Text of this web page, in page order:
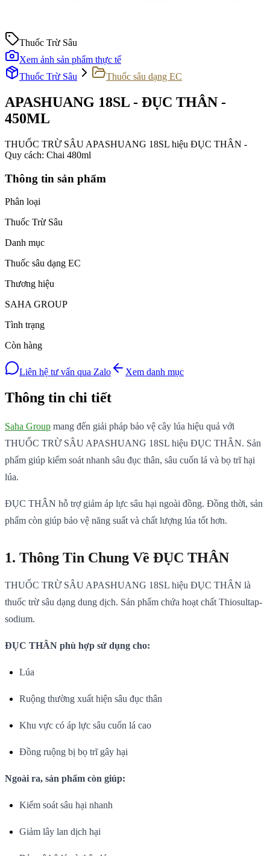
Thuốc Trừ Sâu
Xem ảnh sản phẩm thực tế
Thuốc Trừ Sâu
Thuốc sâu dạng EC
APASHUANG 18SL - ĐỤC THÂN -
450ML
THUỐC TRỪ SÂU APASHUANG 18SL hiệu ĐỤC THÂN -
Quy cách: Chai 480ml
Thông tin sản phẩm
Phân loại
Thuốc Trừ Sâu
Danh mục
Thuốc sâu dạng EC
Thương hiệu
SAHA GROUP
Tình trạng
Còn hàng
Liên hệ tư vấn qua Zalo Xem danh mục
Thông tin chi tiết
Saha Group mang đến giải pháp bảo vệ cây lúa hiệu quả với
THUỐC TRỪ SÂU APASHUANG 18SL hiệu ĐỤC THÂN. Sản
phẩm giúp kiểm soát nhanh sâu đục thân, sâu cuốn lá và bọ trĩ hại
lúa.
ĐỤC THÂN hỗ trợ giảm áp lực sâu hại ngoài đồng. Đồng thời, sản
phẩm còn giúp bảo vệ năng suất và chất lượng lúa tốt hơn.
1. Thông Tin Chung Về ĐỤC THÂN
THUỐC TRỪ SÂU APASHUANG 18SL hiệu ĐỤC THÂN là
thuốc trừ sâu dạng dung dịch. Sản phẩm chứa hoạt chất Thiosultap-
sodium.
ĐỤC THÂN phù hợp sử dụng cho:
Lúa
Ruộng thường xuất hiện sâu đục thân
Khu vực có áp lực sâu cuốn lá cao
Đồng ruộng bị bọ trĩ gây hại
Ngoài ra, sản phẩm còn giúp:
Kiểm soát sâu hại nhanh
Giảm lây lan dịch hại